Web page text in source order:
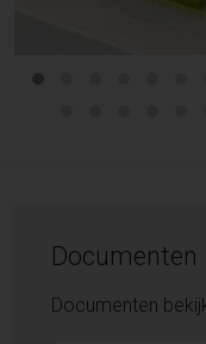
Documenten
Documenten